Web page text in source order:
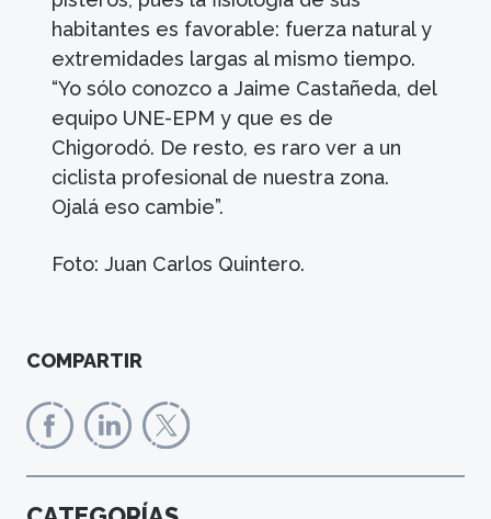
habitantes es favorable: fuerza natural y
extremidades largas al mismo tiempo.
“Yo sólo conozco a Jaime Castañeda, del
equipo UNE-EPM y que es de
Chigorodó. De resto, es raro ver a un
ciclista profesional de nuestra zona.
Ojalá eso cambie”.
Foto: Juan Carlos Quintero.
COMPARTIR